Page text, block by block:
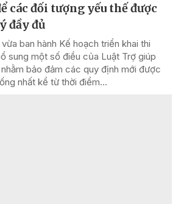
các đối tượng yếu thế được
đầy đủ
ban hành Kế hoạch triển khai thi
sung một số điều của Luật Trợ giúp
bảo đảm các quy định mới được
nhất kể từ thời điểm...